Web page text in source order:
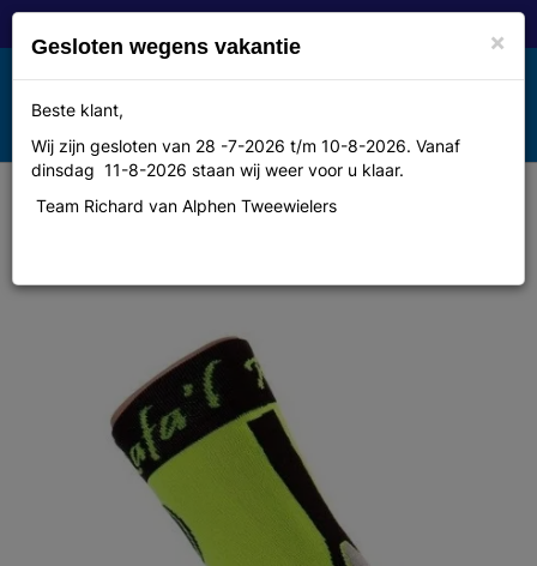
Toggle
navigation
MENU
Rafa'l Celeste Yellow Fluo-Black
×
Gesloten wegens vakantie
Beste klant,
Wij zijn gesloten van 28 -7-2026 t/m 10-8-2026. Vanaf
dinsdag 11-8-2026 staan wij weer voor u klaar.
Team Richard van Alphen Tweewielers